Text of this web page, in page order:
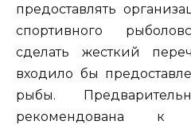
предоставлять
спортивного
сделать жесткий
входило бы
рыбы.
рекомендована к